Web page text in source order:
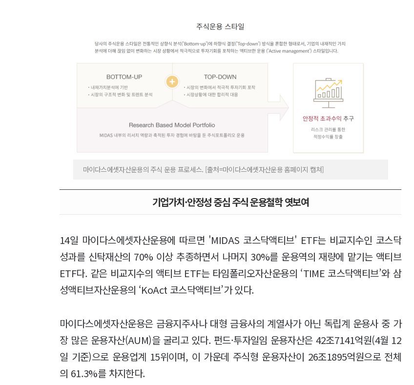
마이다스에셋자산운용의 주식 운용 프로세스. [출처=마이다스에셋자산운용 홈페이지 캡쳐]
기업가치·안정성 중심 주식 운용철학 엿보여
14일 마이다스에셋자산운용에 따르면 'MIDAS 코스닥액티브' ETF는 비교지수인 코스닥
성과를 신탁재산의 70% 이상 추종하면서 나머지 30%를 운용역의 재량에 맡기는 액티브
ETF다. 같은 비교지수의 액티브 ETF는 타임폴리오자산운용의 ‘TIME 코스닥액티브’와 삼
성액티브자산운용의 ‘KoAct 코스닥액티브’가 있다.
마이다스에셋자산운용은 금융지주사나 대형 금융사의 계열사가 아닌 독립계 운용사 중 가
장 많은 운용자산(AUM)을 굴리고 있다. 펀드·투자일임 운용자산은 42조7141억원(4월 12
일 기준)으로 운용업계 15위이며, 이 가운데 주식형 운용자산이 26조1895억원으로 전체
의 61.3%를 차지한다.